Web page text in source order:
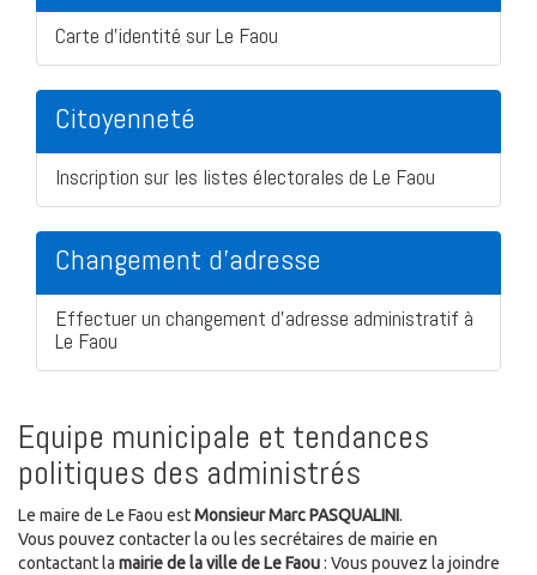
Carte d'identité sur Le Faou
Citoyenneté
Inscription sur les listes électorales de Le Faou
Changement d'adresse
Effectuer un changement d'adresse administratif à
Le Faou
Equipe municipale et tendances
politiques des administrés
Le maire de Le Faou estMonsieur Marc PASQUALINI.
Vous pouvez contacter la ou les secrétaires de mairie en
contactant la mairie de la ville de Le Faou: Vous pouvez la joindre